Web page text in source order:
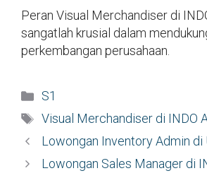
Peran Visual Merchandiser di
sangatlah krusial dalam
perkembangan perusahaan.
Kategori
S1
Tag
Visual Merchandiser di INDO
Lowongan Inventory Admin
Lowongan Sales Manager di